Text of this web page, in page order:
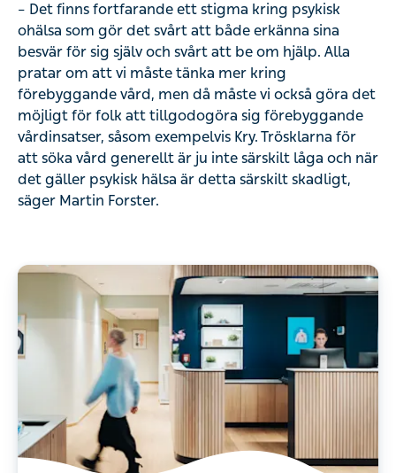
– Det finns fortfarande ett stigma kring psykisk
ohälsa som gör det svårt att både erkänna sina
besvär för sig själv och svårt att be om hjälp. Alla
pratar om att vi måste tänka mer kring
förebyggande vård, men då måste vi också göra det
möjligt för folk att tillgodogöra sig förebyggande
vårdinsatser, såsom exempelvis Kry. Trösklarna för
att söka vård generellt är ju inte särskilt låga och när
det gäller psykisk hälsa är detta särskilt skadligt,
säger Martin Forster.